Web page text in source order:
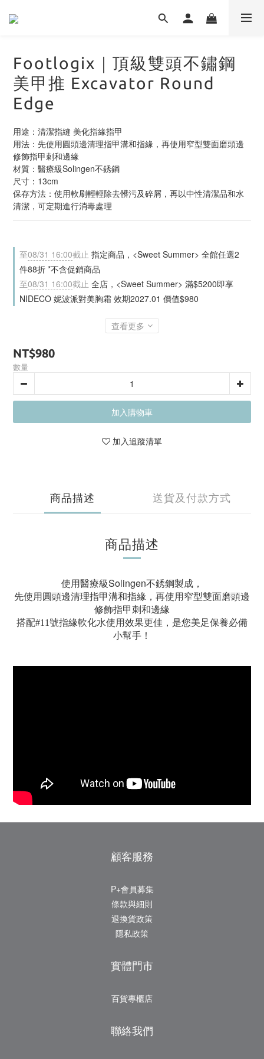
Footlogix｜頂級雙頭不鏽鋼
美甲推 Excavator Round
Edge
用途：清潔指縫 美化指緣指甲
用法：先使用圓頭邊清理指甲溝和指緣，再使用窄型雙面磨頭邊
修飾指甲刺和邊緣
材質：醫療級Solingen不銹鋼
尺寸：13cm
保存方法：使用軟刷輕輕除去髒污及碎屑，再以中性清潔品和水
清潔，可定期進行消毒處理
至08/31 16:00截止 指定商品，<Sweet Summer> 全館任選2
件88折 *不含促銷商品
至08/31 16:00截止 全店，<Sweet Summer> 滿$5200即享
NIDECO 妮波派對美胸霜 效期2027.01 價值$980
查看更多
NT$980
數量
加入購物車
加入追蹤清單
商品描述 送貨及付款方式
商品描述
使用醫療級Solingen不銹鋼製成，
先使用圓頭邊清理指甲溝和指緣， 再使用窄型雙面磨頭邊
修飾指甲刺和邊緣
搭配#11號指緣軟化水使用效果更佳 ， 是您美足保養必備
小幫手！
顧客服務
P+會員募集
條款與細則
退換貨政策
隱私政策
實體門市
百貨專櫃店
聯絡我們